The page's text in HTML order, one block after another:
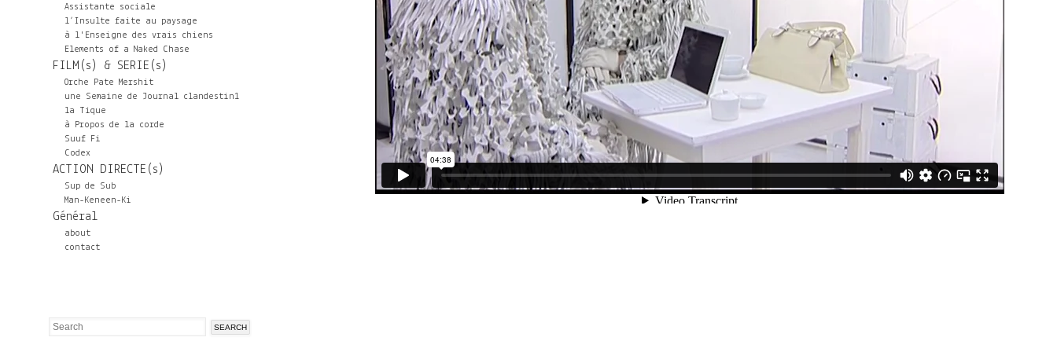
Assistante sociale
l’Insulte faite au paysage
à l'Enseigne des vrais chiens
Elements of a Naked Chase
FILM(s) & SERIE(s)
Orche Pate Mershit
une Semaine de Journal clandestin1
la Tique
à Propos de la corde
Suuf Fi
Codex
ACTION DIRECTE(s)
Sup de Sub
Man-Keneen-Ki
Général
about
contact
Search